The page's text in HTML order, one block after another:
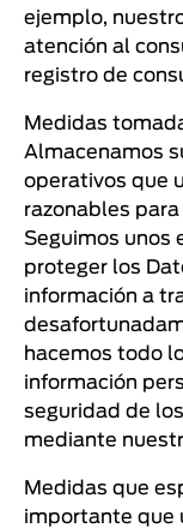
ejemplo,
atención al
registro de
Medidas
Almacenamos
operativos que
razonables
Seguimos unos
proteger los
información a
hacemos todo
información
seguridad de
mediante
Medidas que
importante que